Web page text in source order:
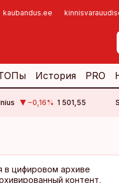
kaubandus.ee
История PRO
−0,16% 1 501,55
в цифировом архиве
контент,